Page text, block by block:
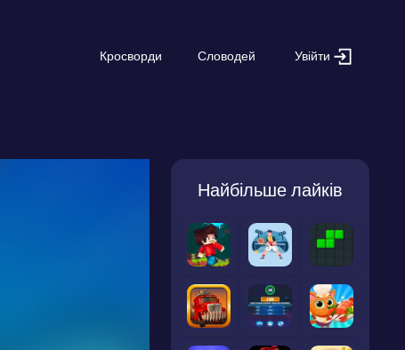
Кросворди Словодей Увійти
Найбільше лайків